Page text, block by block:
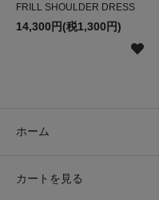
FRILL SHOULDER DRESS
14,300円(税1,300円)
ホーム
カートを見る